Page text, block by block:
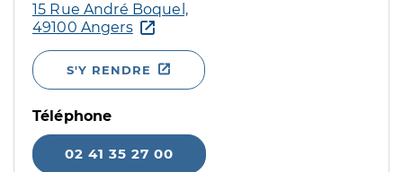
15 Rue André Boquel,
49100 Angers
S'Y RENDRE
Téléphone
02 41 35 27 00